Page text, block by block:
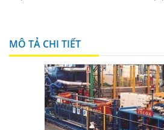
MÔ TẢ CHI TIẾT